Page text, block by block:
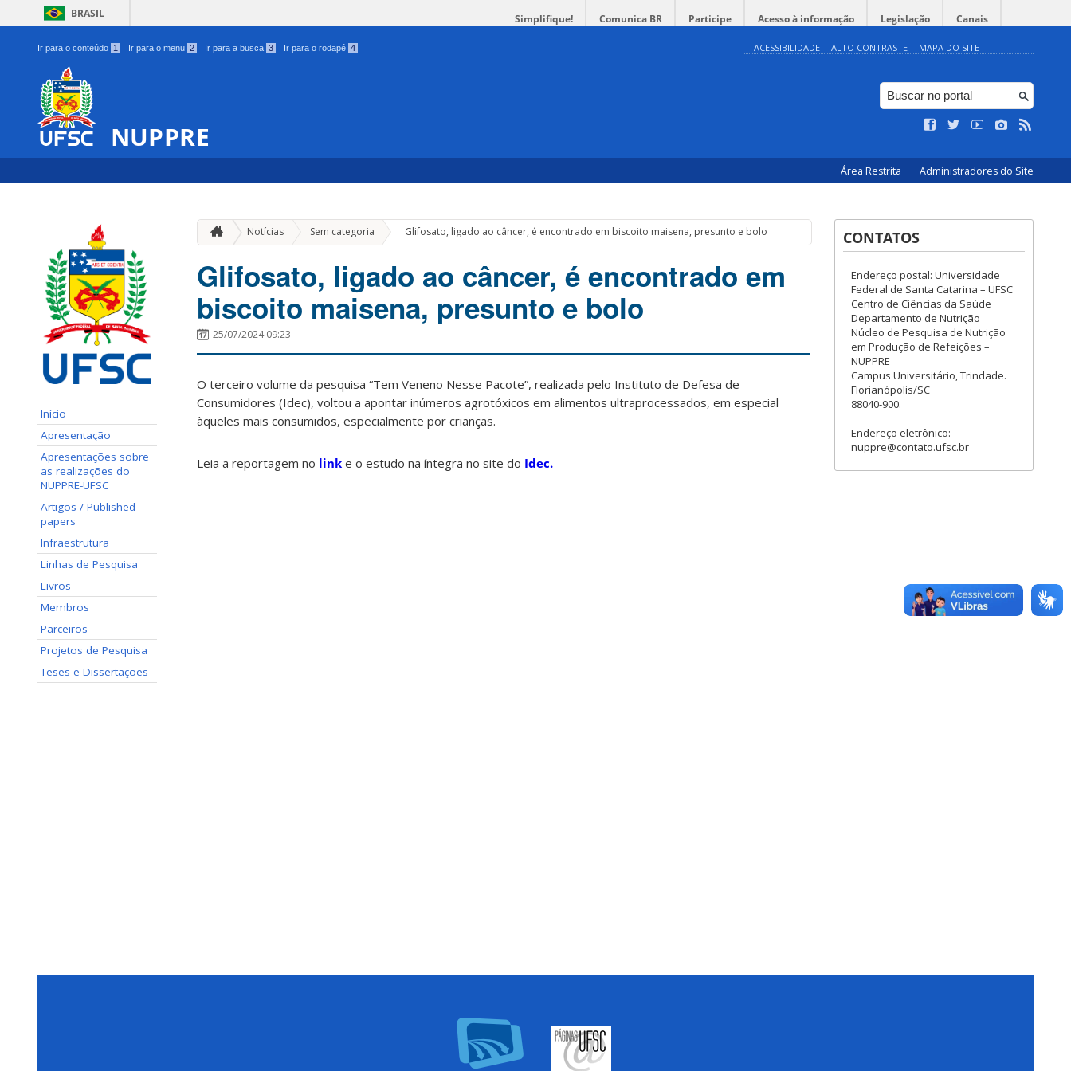
BRASIL Simplifique! Comunica BR Participe Acesso à informação Legislação Canais
Ir para o conteúdo 1 Ir para o menu 2 Ir para a busca 3 Ir para o rodapé 4 ACESSIBILIDADE ALTO CONTRASTE MAPA DO SITE
NUPPRE
Área Restrita Administradores do Site
Início
Apresentação
Apresentações sobre
as realizações do
NUPPRE-UFSC
Artigos / Published
papers
Infraestrutura
Linhas de Pesquisa
Livros
Membros
Parceiros
Projetos de Pesquisa
Teses e Dissertações
Notícias Sem categoria » Glifosato, ligado ao câncer, é encontrado em biscoito maisena, presunto e bolo
Glifosato, ligado ao câncer, é encontrado em
biscoito maisena, presunto e bolo
25/07/2024 09:23
O terceiro volume da pesquisa “Tem Veneno Nesse Pacote”, realizada pelo Instituto de Defesa de
Consumidores (Idec), voltou a apontar inúmeros agrotóxicos em alimentos ultraprocessados, em especial
àqueles mais consumidos, especialmente por crianças.
Leia a reportagem no link e o estudo na íntegra no site do Idec.
CONTATOS
Endereço postal: Universidade
Federal de Santa Catarina – UFSC
Centro de Ciências da Saúde
Departamento de Nutrição
Núcleo de Pesquisa de Nutrição
em Produção de Refeições –
NUPPRE
Campus Universitário, Trindade.
Florianópolis/SC
88040-900.
Endereço eletrônico:
nuppre@contato.ufsc.br